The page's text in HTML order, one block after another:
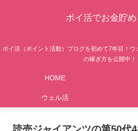
ポイ活でお金貯め
ポイ活（ポイント活動）ブログを初めて7年目！ウ
の稼ぎ方を公開中！
HOME
ウェル活